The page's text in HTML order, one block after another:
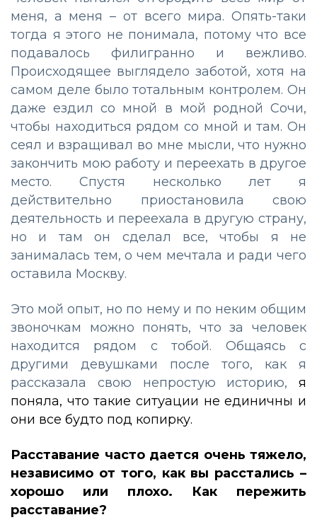
меня, а меня – от всего мира. Опять-таки
тогда я этого не понимала, потому что все
подавалось филигранно и вежливо.
Происходящее выглядело заботой, хотя на
самом деле было тотальным контролем. Он
даже ездил со мной в мой родной Сочи,
чтобы находиться рядом со мной и там. Он
сеял и взращивал во мне мысли, что нужно
закончить мою работу и переехать в другое
место. Спустя несколько лет я
действительно приостановила свою
деятельность и переехала в другую страну,
но и там он сделал все, чтобы я не
занималась тем, о чем мечтала и ради чего
оставила Москву.
Это мой опыт, но по нему и по неким общим
звоночкам можно понять, что за человек
находится рядом с тобой. Общаясь с
другими девушками после того, как я
рассказала свою непростую историю, я
поняла, что такие ситуации не единичны и
они все будто под копирку.
Расставание часто дается очень тяжело,
независимо от того, как вы расстались –
хорошо или плохо. Как пережить
расставание?